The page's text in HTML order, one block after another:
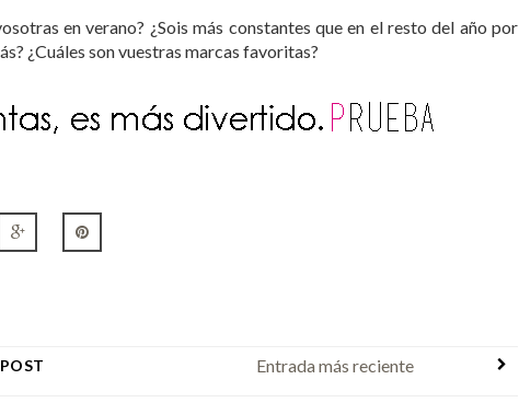
en verano? ¿Sois más constantes que en el resto del año por
¿Cuáles son vuestras marcas favoritas?
Entrada más reciente